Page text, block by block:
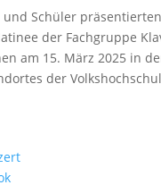
und Schüler präsentierten
der Fachgruppe
am 15. März 2025 in
der